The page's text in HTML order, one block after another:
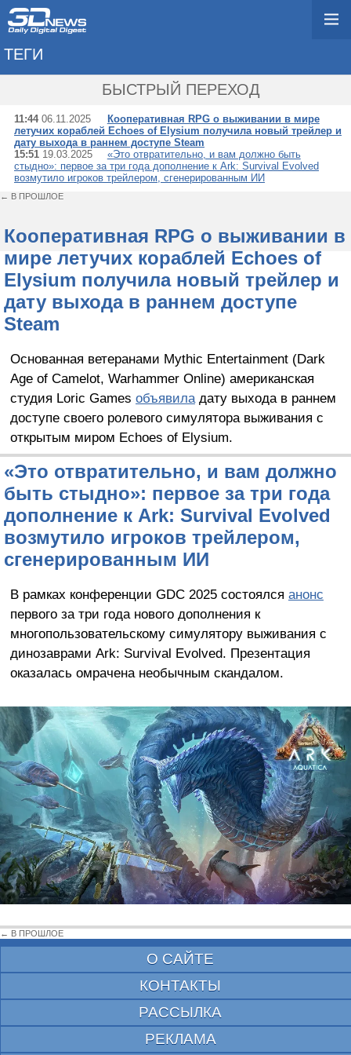
ТЕГИ
БЫСТРЫЙ ПЕРЕХОД
11:4406.11.2025
Кооперативная RPG о выживании в мире
летучих кораблей Echoes of Elysium получила новый трейлер и
дату выхода в раннем доступе Steam
15:51 19.03.2025
«Это отвратительно, и вам должно быть
стыдно»: первое за три года дополнение к Ark: Survival Evolved
возмутило игроков трейлером, сгенерированным ИИ
← В ПРОШЛОЕ
Кооперативная RPG о выживании в
мире летучих кораблей Echoes of
Elysium получила новый трейлер и
дату выхода в раннем доступе
Steam
Основанная ветеранами Mythic Entertainment (Dark
Age of Camelot, Warhammer Online) американская
студия Loric Games объявиладату выхода в раннем
доступе своего ролевого симулятора выживания с
открытым миром Echoes of Elysium.
«Это отвратительно, и вам должно
быть стыдно»: первое за три года
дополнение к Ark: Survival Evolved
возмутило игроков трейлером,
сгенерированным ИИ
В рамках конференции GDC 2025 состоялся анонс
первого за три года нового дополнения к
многопользовательскому симулятору выживания с
динозаврами Ark: Survival Evolved. Презентация
оказалась омрачена необычным скандалом.
← В ПРОШЛОЕ
О САЙТЕ
КОНТАКТЫ
РАССЫЛКА
РЕКЛАМА